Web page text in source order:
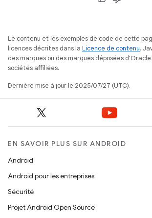
Le contenu et les exemples de code de cette
licences décrites dans la Licence de contenu.
des marques ou des marques déposées
sociétés affiliées.
Dernière mise à jour le 2025/07/27 (UTC).
EN SAVOIR PLUS SUR ANDROID
Android
Android pour les entreprises
Sécurité
Projet Android Open Source